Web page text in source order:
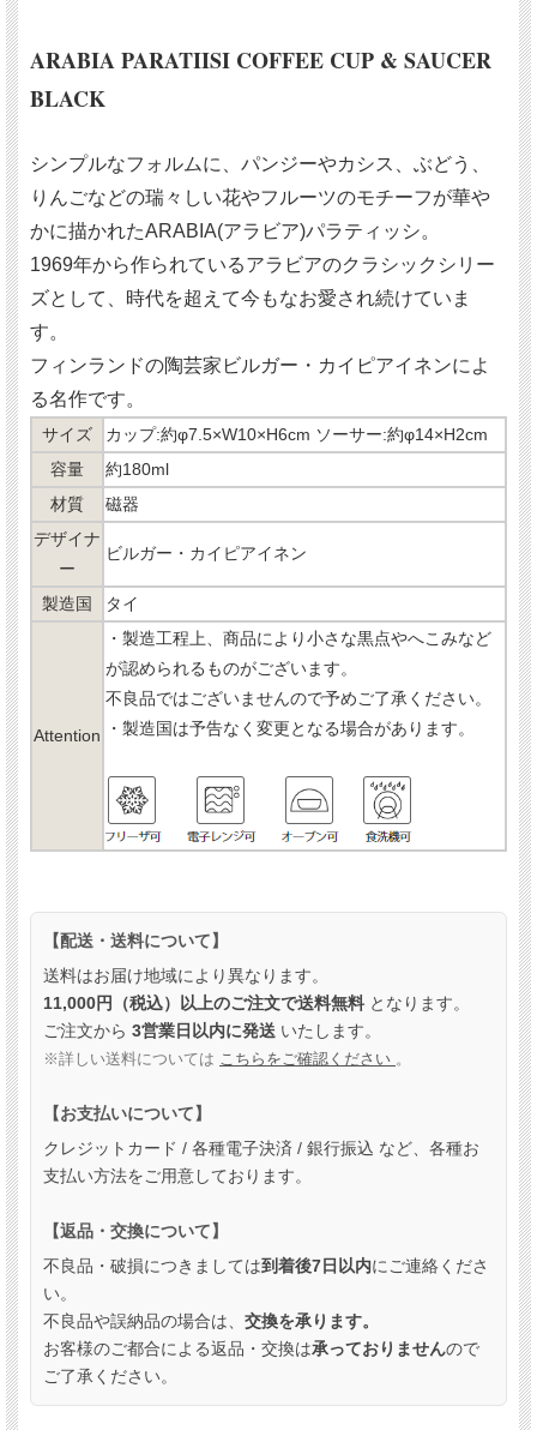
ARABIA PARATIISI COFFEE CUP & SAUCER
BLACK
シンプルなフォルムに、パンジーやカシス、ぶどう、
りんごなどの瑞々しい花やフルーツのモチーフが華や
かに描かれたARABIA(アラビア)パラティッシ。
1969年から作られているアラビアのクラシックシリー
ズとして、時代を超えて今もなお愛され続けていま
す。
フィンランドの陶芸家ビルガー・カイピアイネンによ
る名作です。
サイズ
カップ:約φ7.5×W10×H6cm ソーサー:約φ14×H2cm
容量
約180ml
材質
磁器
デザイナ
ー
ビルガー・カイピアイネン
製造国 タイ
Attention
・製造工程上、商品により小さな黒点やへこみなど
が認められるものがございます。
不良品ではございませんので予めご了承ください。
・製造国は予告なく変更となる場合があります。
【配送・送料について】
送料はお届け地域により異なります。
11,000円（税込）以上のご注文で送料無料 となります。
ご注文から 3営業日以内に発送 いたします。
※詳しい送料については こちらをご確認ください 。
【お支払いについて】
クレジットカード / 各種電子決済 / 銀行振込 など、各種お
支払い方法をご用意しております。
【返品・交換について】
不良品・破損につきましては到着後7日以内にご連絡くださ
い。
不良品や誤納品の場合は、 交換を承ります。
お客様のご都合による返品・交換は承っておりませんので
ご了承ください。